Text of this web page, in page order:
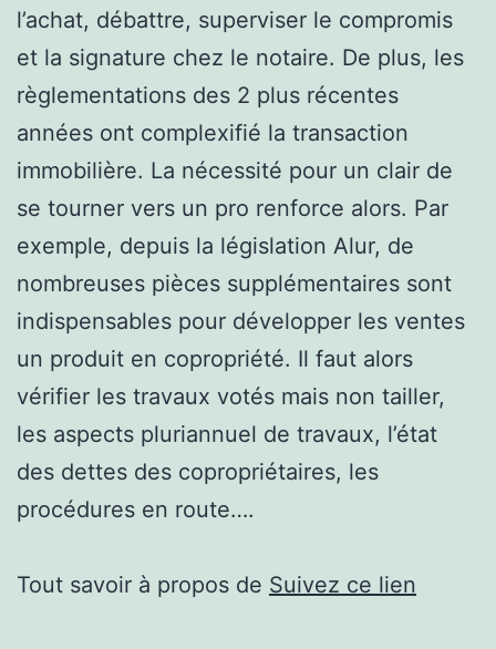
l’achat, débattre, superviser le compromis
et la signature chez le notaire. De plus, les
règlementations des 2 plus récentes
années ont complexifié la transaction
immobilière. La nécessité pour un clair de
se tourner vers un pro renforce alors. Par
exemple, depuis la législation Alur, de
nombreuses pièces supplémentaires sont
indispensables pour développer les ventes
un produit en copropriété. Il faut alors
vérifier les travaux votés mais non tailler,
les aspects pluriannuel de travaux, l’état
des dettes des copropriétaires, les
procédures en route….
Tout savoir à propos de Suivez ce lien